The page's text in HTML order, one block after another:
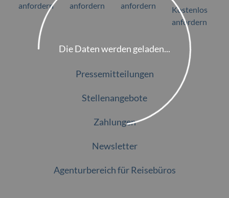
Die Daten werden geladen...
anfordern
anfordern
anfordern
Kostenlos
anfordern
Pressemitteilungen
Stellenangebote
Zahlungen
Newsletter
Agenturbereich für Reisebüros